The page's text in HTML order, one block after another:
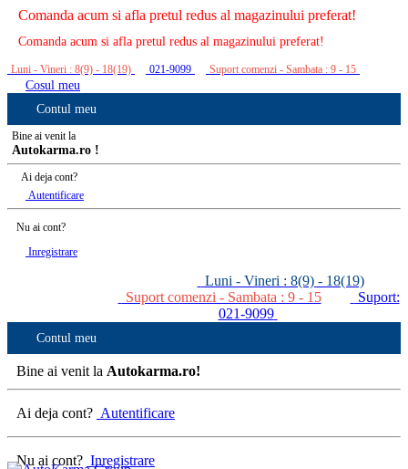
Comanda acum si afla pretul redus al magazinului preferat!
Comanda acum si afla pretul redus al magazinului preferat!
Luni - Vineri : 8(9) - 18(19) 021-9099 Suport comenzi - Sambata : 9 - 15
Cosul meu
Contul meu
Bine ai venit la
Autokarma.ro !
Ai deja cont?
Autentificare
Nu ai cont?
Inregistrare
Luni - Vineri : 8(9) - 18(19)
Suport comenzi - Sambata : 9 - 15
Suport:
021-9099
Contul meu
Bine ai venit la Autokarma.ro!
Ai deja cont? Autentificare
Nu ai cont? Inregistrare